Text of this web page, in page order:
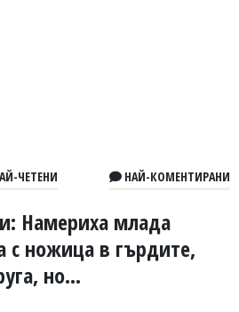
ЧЕТЕНИ НАЙ-КОМЕНТИРАНИ
Намериха млада
с ножица в гърдите,
но...